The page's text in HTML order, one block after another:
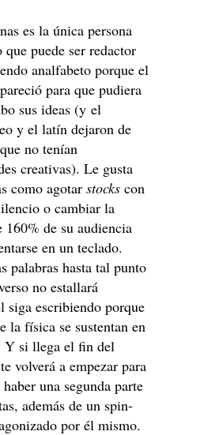
es la única persona
puede ser redactor
analfabeto porque el
para que pudiera
sus ideas (y el
y el latín dejaron de
no tenían
creativas). Le gusta
como agotar stocks con
o cambiar la
160% de su audiencia
en un teclado.
palabras hasta tal punto
no estallará
siga escribiendo porque
la física se sustentan en
Y si llega el fin del
volverá a empezar para
una segunda parte
además de un spin-
por él mismo.